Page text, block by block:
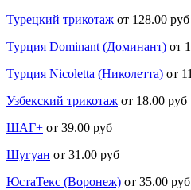
Турецкий трикотаж от 128.00 руб
Турция Dominant (Доминант) от
Турция Nicoletta (Николетта) от
Узбекский трикотаж от 18.00 руб
ШАГ+ от 39.00 руб
Шугуан от 31.00 руб
ЮстаТекс (Воронеж) от 35.00 руб